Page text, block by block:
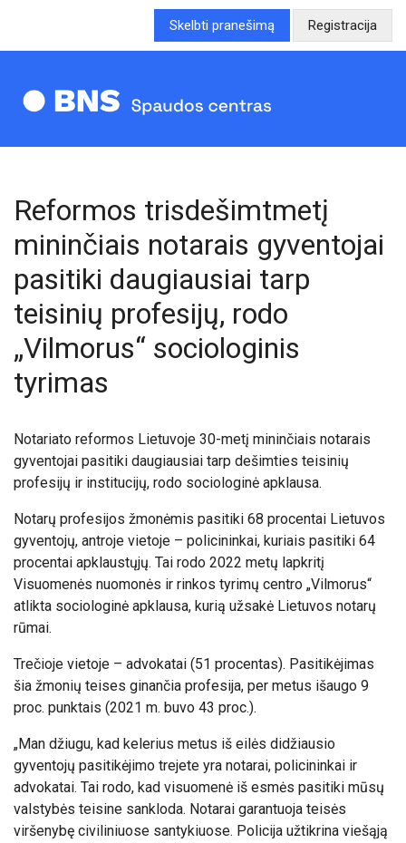
Skelbti pranešimą Registracija
Reformos trisdešimtmetį
mininčiais notarais gyventojai
pasitiki daugiausiai tarp
teisinių profesijų, rodo
„Vilmorus“ sociologinis
tyrimas
Notariato reformos Lietuvoje 30-metį mininčiais notarais
gyventojai pasitiki daugiausiai tarp dešimties teisinių
profesijų ir institucijų, rodo sociologinė apklausa.
Notarų profesijos žmonėmis pasitiki 68 procentai Lietuvos
gyventojų, antroje vietoje – policininkai, kuriais pasitiki 64
procentai apklaustųjų. Tai rodo 2022 metų lapkritį
Visuomenės nuomonės ir rinkos tyrimų centro „Vilmorus“
atlikta sociologinė apklausa, kurią užsakė Lietuvos notarų
rūmai.
Trečioje vietoje – advokatai (51 procentas). Pasitikėjimas
šia žmonių teises ginančia profesija, per metus išaugo 9
proc. punktais (2021 m. buvo 43 proc.).
„Man džiugu, kad kelerius metus iš eilės didžiausio
gyventojų pasitikėjimo trejete yra notarai, policininkai ir
advokatai. Tai rodo, kad visuomenė iš esmės pasitiki mūsų
valstybės teisine sankloda. Notarai garantuoja teisės
viršenybę civiliniuose santykiuose. Policija užtikrina viešąją